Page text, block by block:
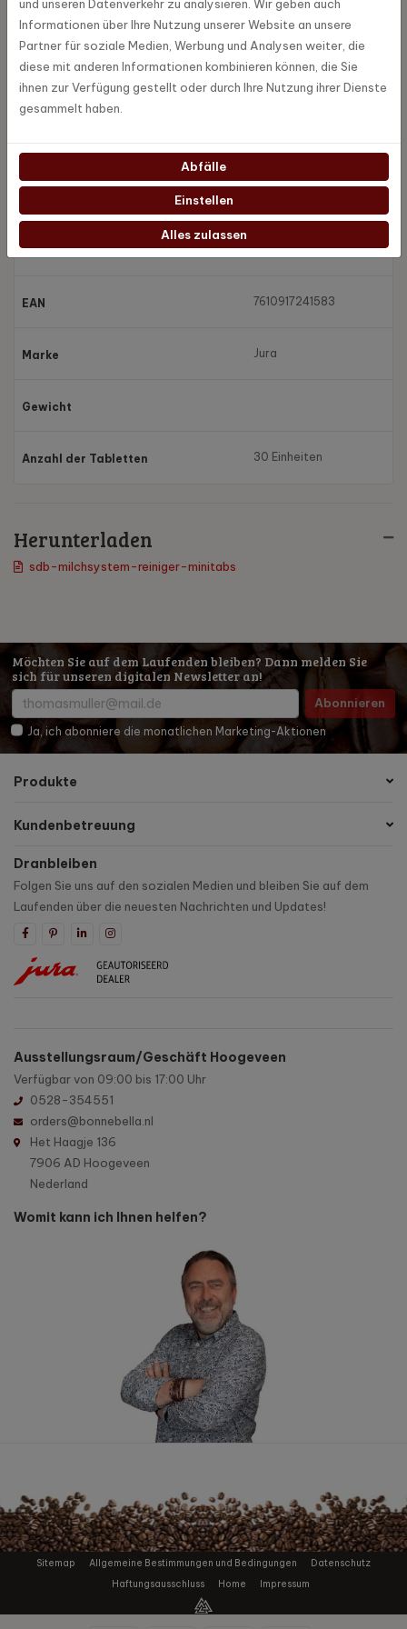
Mini-Tabletten - Ein Griff für
perfekte Hygiene
Einfach zu verwenden
Spezifikationen
Artikel Nummer 24158
EAN 7610917241583
Marke Jura
Gewicht
Anzahl der Tabletten 30 Einheiten
Herunterladen
sdb-milchsystem-reiniger-minitabs
Möchten Sie auf dem Laufenden bleiben? Dann melden Sie
sich für unseren digitalen Newsletter an!
Abonnieren
Ja, ich abonniere die monatlichen Marketing-Aktionen
Produkte
Kundenbetreuung
Dranbleiben
Folgen Sie uns auf den sozialen Medien und bleiben Sie auf dem
Laufenden über die neuesten Nachrichten und Updates!
Ausstellungsraum/Geschäft Hoogeveen
Verfügbar von 09:00 bis 17:00 Uhr
0528-354551
orders@bonnebella.nl
Het Haagje 136
7906 AD Hoogeveen
Nederland
Womit kann ich Ihnen helfen?
Sitemap Allgemeine Bestimmungen und Bedingungen
Datenschutz
Haftungsausschluss
Home Impressum
und unseren Datenverkehr zu analysieren. Wir geben auch
Informationen über Ihre Nutzung unserer Website an unsere
Partner für soziale Medien, Werbung und Analysen weiter, die
diese mit anderen Informationen kombinieren können, die Sie
ihnen zur Verfügung gestellt oder durch Ihre Nutzung ihrer Dienste
gesammelt haben.
Abfälle
Einstellen
Alles zulassen